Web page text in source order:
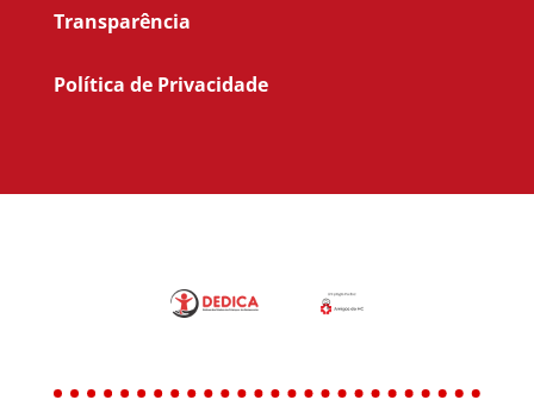
Transparência
Política de Privacidade